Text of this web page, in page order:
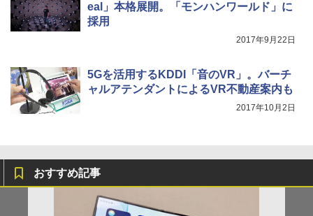
eal」本格展開。「モンハンワールド」に
採用
2017年9月22日
5Gを活用するKDDI「音のVR」。バーチ
ャルアテンダントによるVR不動産案内も
2017年10月2日
おすすめ記事